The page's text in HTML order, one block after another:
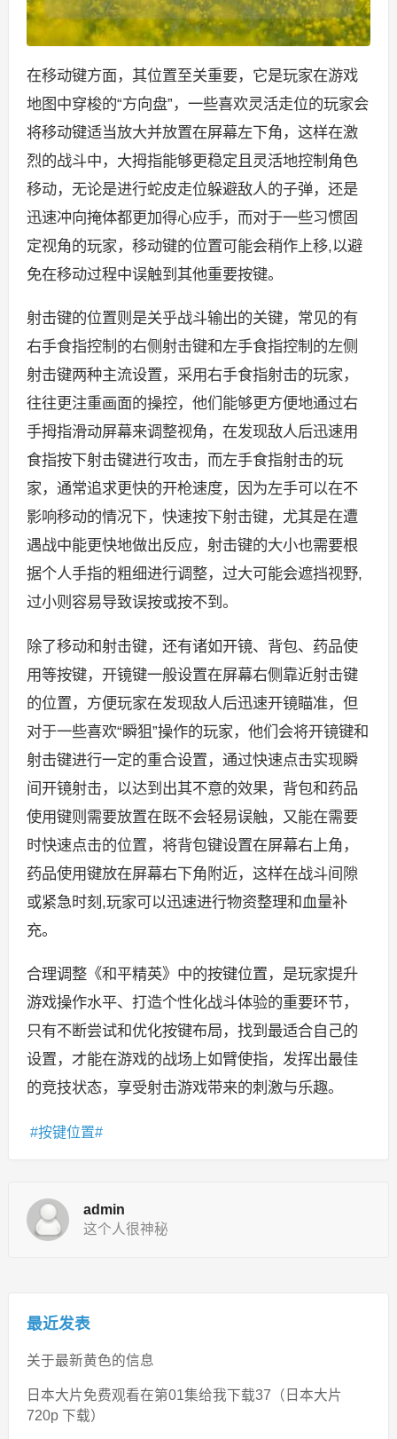
在移动键方面，其位置至关重要，它是玩家在游戏
地图中穿梭的“方向盘”，一些喜欢灵活走位的玩家会
将移动键适当放大并放置在屏幕左下角，这样在激
烈的战斗中，大拇指能够更稳定且灵活地控制角色
移动，无论是进行蛇皮走位躲避敌人的子弹，还是
迅速冲向掩体都更加得心应手，而对于一些习惯固
定视角的玩家，移动键的位置可能会稍作上移,以避
免在移动过程中误触到其他重要按键。
射击键的位置则是关乎战斗输出的关键，常见的有
右手食指控制的右侧射击键和左手食指控制的左侧
射击键两种主流设置，采用右手食指射击的玩家，
往往更注重画面的操控，他们能够更方便地通过右
手拇指滑动屏幕来调整视角，在发现敌人后迅速用
食指按下射击键进行攻击，而左手食指射击的玩
家，通常追求更快的开枪速度，因为左手可以在不
影响移动的情况下，快速按下射击键，尤其是在遭
遇战中能更快地做出反应，射击键的大小也需要根
据个人手指的粗细进行调整，过大可能会遮挡视野,
过小则容易导致误按或按不到。
除了移动和射击键，还有诸如开镜、背包、药品使
用等按键，开镜键一般设置在屏幕右侧靠近射击键
的位置，方便玩家在发现敌人后迅速开镜瞄准，但
对于一些喜欢“瞬狙”操作的玩家，他们会将开镜键和
射击键进行一定的重合设置，通过快速点击实现瞬
间开镜射击，以达到出其不意的效果，背包和药品
使用键则需要放置在既不会轻易误触，又能在需要
时快速点击的位置，将背包键设置在屏幕右上角，
药品使用键放在屏幕右下角附近，这样在战斗间隙
或紧急时刻,玩家可以迅速进行物资整理和血量补
充。
合理调整《和平精英》中的按键位置，是玩家提升
游戏操作水平、打造个性化战斗体验的重要环节，
只有不断尝试和优化按键布局，找到最适合自己的
设置，才能在游戏的战场上如臂使指，发挥出最佳
的竞技状态，享受射击游戏带来的刺激与乐趣。
按键位置
admin
这个人很神秘
最近发表
关于最新黄色的信息
日本大片免费观看在第01集给我下载37（日本大片
720p 下载）